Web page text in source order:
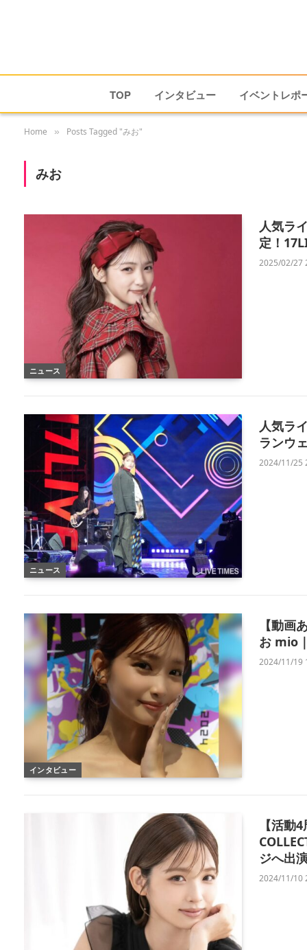
TOP インタビュー イベントレポ
Home » Posts Tagged "みお"
みお
ニュース
人気ラ
定！
2025/02/27
ニュース
人気ラ
ランウ
2024/11/25
インタビュー
【動画
お mio
2024/11/19
【活動
ジへ出
2024/11/10